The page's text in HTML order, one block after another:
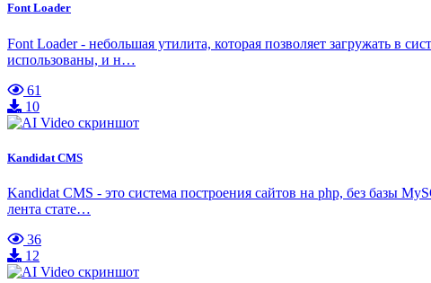
Font Loader
Font Loader - небольшая утилита, которая позволяет загружать
использованы, и н…
61
10
Kandidat CMS
Kandidat CMS - это система построения сайтов на php, без базы
лента стате…
36
12